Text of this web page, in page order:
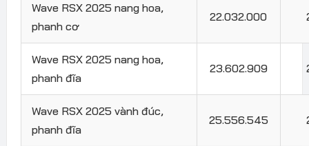
Wave RSX 2025 nang hoa,
phanh cơ
22.032.000
Wave RSX 2025 nang hoa,
phanh đĩa
23.602.909
Wave RSX 2025 vành đúc,
phanh đĩa
25.556.545